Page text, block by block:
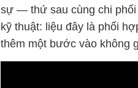
sự — thứ sau cùng chi
kỹ thuật: liệu đây là phối
thêm một bước vào không